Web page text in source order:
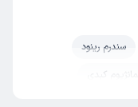
سندرم رینود
همانژیوم کبدی